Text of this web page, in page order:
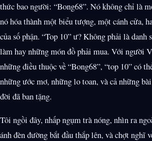
thức bao người: “Bong68”. Nó không chỉ là
nó hóa thành một biểu tượng, một cánh cửa,
của số phận. “Top 10” ư? Không phải là danh
làm hay những món đồ phải mua. Với người
những điều thuộc về “Bong68”, “top 10” có
những ước mơ, những lo toan, và cả những
đời đã ban tặng.
Tôi ngồi đây, nhấp ngụm trà nóng, nhìn ra
ánh đèn đường bắt đầu thắp lên, và chợt nghĩ